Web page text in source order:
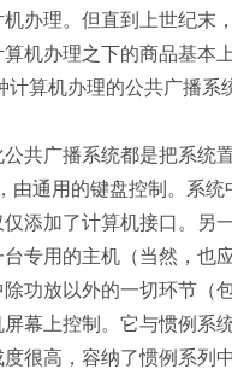
办理。但直到上世纪末
机办理之下的商品基本
计算机办理的公共广播系
共广播系统都是把系统
由通用的键盘控制。系
添加了计算机接口。另
专用的主机（当然，也
功放以外的一切环节（
幕上控制。它与惯例系
很高，容纳了惯例系列